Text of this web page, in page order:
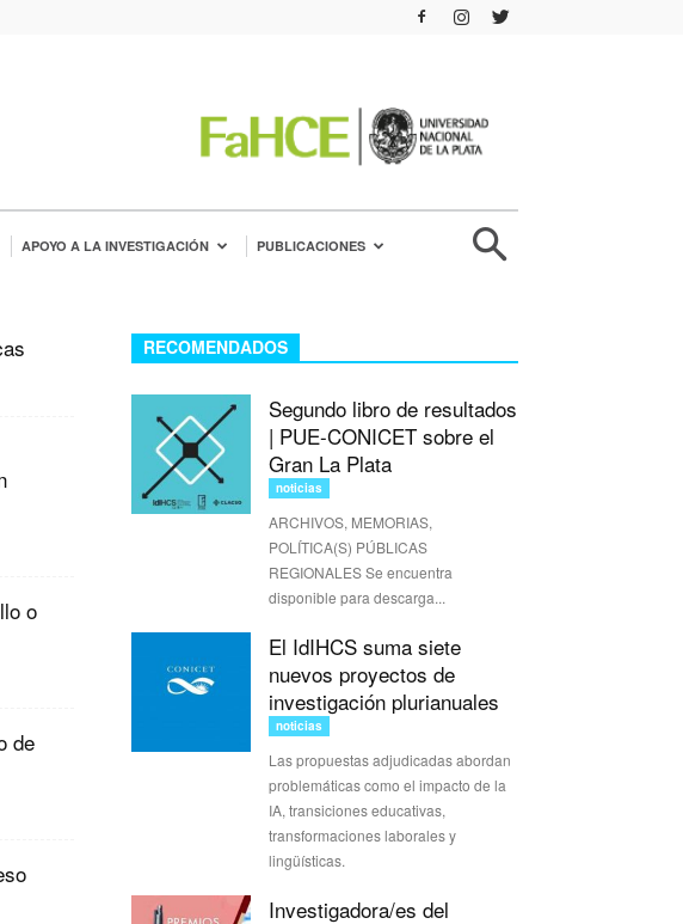
APOYO A LA INVESTIGACIÓN PUBLICACIONES
o
de
RECOMENDADOS
Segundo libro de resultados
| PUE-CONICET sobre el
Gran La Plata
noticias
ARCHIVOS, MEMORIAS,
POLÍTICA(S) PÚBLICAS
REGIONALES Se encuentra
disponible para descarga...
El IdIHCS suma siete
nuevos proyectos de
investigación plurianuales
noticias
Las propuestas adjudicadas abordan
problemáticas como el impacto de la
IA, transiciones educativas,
transformaciones laborales y
lingüísticas.
Investigadora/es del